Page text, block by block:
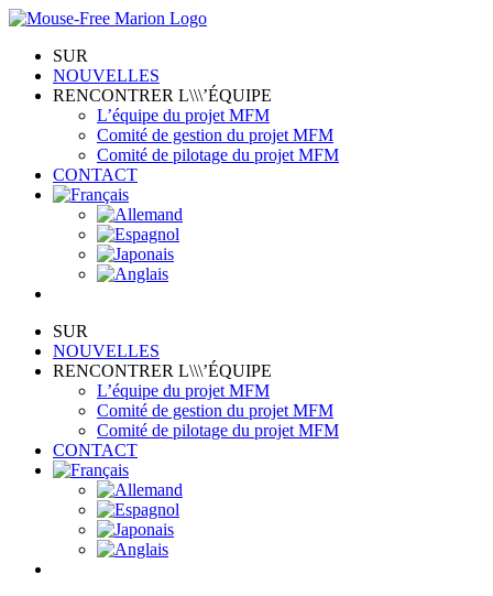
Skip
contentSUR
NOUVELLES
RENCONTRER L\\\’ÉQUIPE
L’équipe du projet MFM
Comité de gestion du projet MFM
Comité de pilotage du projet MFM
CONTACT
SUR
NOUVELLES
RENCONTRER L\\\’ÉQUIPE
L’équipe du projet MFM
Comité de gestion du projet MFM
Comité de pilotage du projet MFM
CONTACT